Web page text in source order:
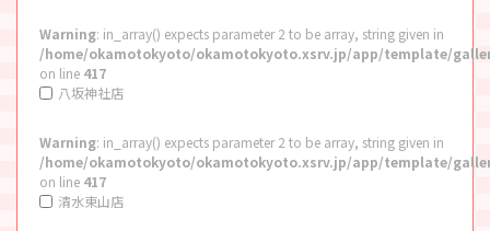
Warning: in_array() expects parameter 2 to be array, string given in
/home/okamotokyoto/okamotokyoto.xsrv.jp/app/template/
on line 417
八坂神社店
Warning: in_array() expects parameter 2 to be array, string given in
/home/okamotokyoto/okamotokyoto.xsrv.jp/app/template/
on line 417
清水東山店